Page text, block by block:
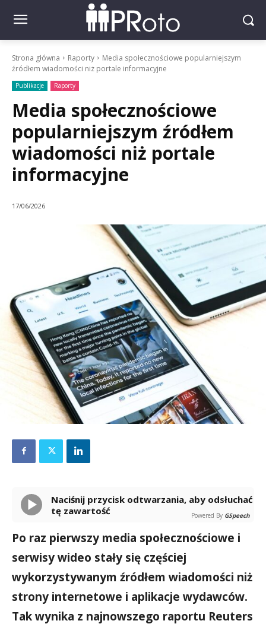
Strona główna Raporty
Media społecznościowe popularniejszym
źródłem wiadomości niż portale informacyjne
Publikacje Raporty
Media społecznościowe
popularniejszym źródłem
wiadomości niż portale
informacyjne
17/06/2026
Naciśnij przycisk odtwarzania, aby odsłuchać
tę zawartość
Powered By GSpeech
Po raz pierwszy media społecznościowe i
serwisy wideo stały się częściej
wykorzystywanym źródłem wiadomości niż
strony internetowe i aplikacje wydawców.
Tak wynika z najnowszego raportu Reuters